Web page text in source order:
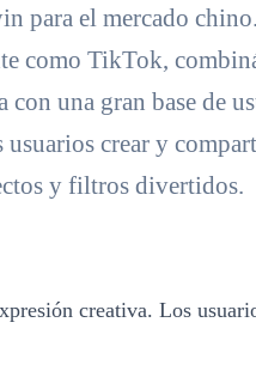
para el mercado
como TikTok,
una gran base de
crear y
y filtros divertidos.
creativa. Los